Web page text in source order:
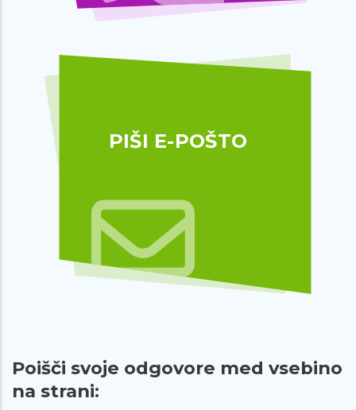
PIŠI E-POŠTO
Poišči svoje odgovore med vsebino
na strani: